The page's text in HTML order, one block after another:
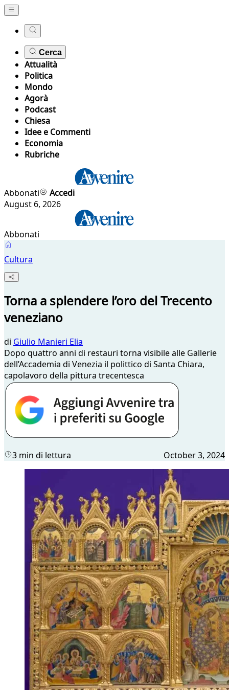
Cerca
Attualità
Politica
Mondo
Agorà
Podcast
Chiesa
Idee e Commenti
Economia
Rubriche
Abbonati
Accedi
August 6, 2026
Abbonati
Cultura
Torna a splendere l’oro del Trecento
veneziano
di Giulio Manieri Elia
Dopo quattro anni di restauri torna visibile alle Gallerie
dell’Accademia di Venezia il polittico di Santa Chiara,
capolavoro della pittura trecentesca
3 min di lettura October 3, 2024